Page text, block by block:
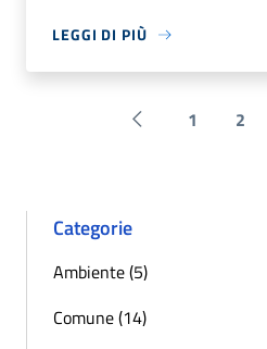
LEGGI DI PIÙ
Pagina precedente
1 2
Categorie
Ambiente (5)
Comune (14)